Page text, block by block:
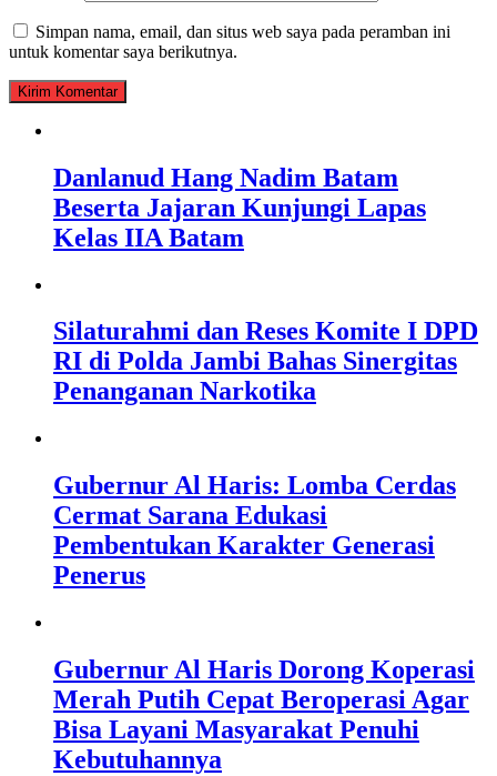
Simpan nama, email, dan situs web saya pada peramban ini
untuk komentar saya berikutnya.
Danlanud Hang Nadim Batam
Beserta Jajaran Kunjungi Lapas
Kelas IIA Batam
Silaturahmi dan Reses Komite I DPD
RI di Polda Jambi Bahas Sinergitas
Penanganan Narkotika
Gubernur Al Haris: Lomba Cerdas
Cermat Sarana Edukasi
Pembentukan Karakter Generasi
Penerus
Gubernur Al Haris Dorong Koperasi
Merah Putih Cepat Beroperasi Agar
Bisa Layani Masyarakat Penuhi
Kebutuhannya